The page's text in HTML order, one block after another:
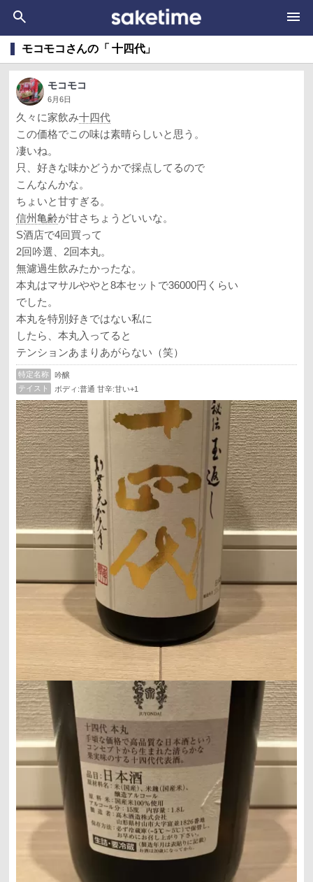
モコモコさんの「 十四代」
モコモコ
6月6日
久々に家飲み十四代
この価格でこの味は素晴らしいと思う。
凄いね。
只、好きな味かどうかで採点してるので
こんなんかな。
ちょいと甘すぎる。
信州亀齢が甘さちょうどいいな。
S酒店で4回買って
2回吟選、2回本丸。
無濾過生飲みたかったな。
本丸はマサルややと8本セットで36000円くらい
でした。
本丸を特別好きではない私に
したら、本丸入ってると
テンションあまりあがらない（笑）
特定名称
吟醸
テイスト
ボディ:普通 甘辛:甘い+1